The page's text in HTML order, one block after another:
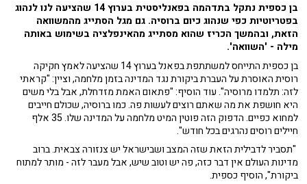
בן כספית נתקל בתדהמה בפאנליסטית בערוץ 14 שהציעה לנו לנהוג
בפטריוטיות כפי שנהוג כיום ברוסיה. גם מגל הסתייג מהמשוואה
הזאת, ובהמשך הכריז שהוא מסתייג מהאינפלציה בשימוש באותה
מילה - 'השוואה'.
בן כספית התייחס למשתתפת בפאנל בערוץ 14 שהציעה לאמץ חקיקה
רוסית האוסרת על העברת ביקורת נגד המדינה בזמן מלחמה, וציין: "קראתי
לזה: תלמדו מרוסיה". עוד הוסיף: "פתאום האמת מזדחלת, אבל בלי משים
היא חושפת את מה שאתם רוצים לעשות פה. כמו ברוסיה, שכולם חייבים
למחוא כפיים. הדפוק הזה פוטין המיט מלחמה על המדינה שלו. 35 אלף
חיילים רוסים נהרגים בכל חודש".
"תסביר לדבילית הזאת שזה המצב ושבישראל יש צנזורה צבאית. ברוב
מדינות העולם אין דבר כזה, פה יש וטוב שיש, אבל מעבר לזה - מותר למתוח
ביקורת", הוסיף כספית.